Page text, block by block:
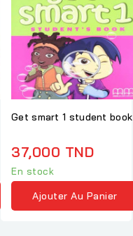
Get smart 1 student book
37,000 TND
En stock
Ajouter Au Panier